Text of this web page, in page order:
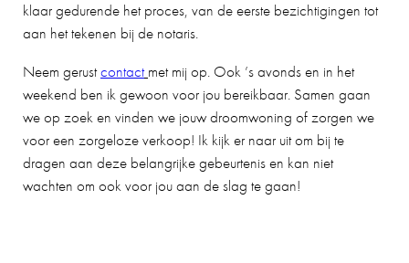
klaar gedurende het proces, van de eerste bezichtigingen tot
aan het tekenen bij de notaris.
Neem gerustcontact met mij op. Ook ’s avonds en in het
weekend ben ik gewoon voor jou bereikbaar. Samen gaan
we op zoek en vinden we jouw droomwoning of zorgen we
voor een zorgeloze verkoop! Ik kijk er naar uit om bij te
dragen aan deze belangrijke gebeurtenis en kan niet
wachten om ook voor jou aan de slag te gaan!